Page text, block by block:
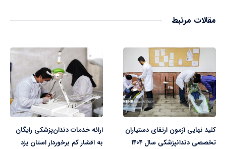
مقالات مرتبط
کلید نهایی آزمون ارتقای دستیاران
تخصصی دندانپزشکی سال ۱۴۰۴
ارائه خدمات دندان‌پزشکی رایگان
به اقشار کم برخوردار استان یزد